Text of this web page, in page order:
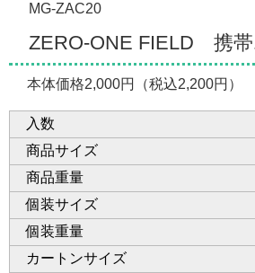
MG-ZAC20
ZERO-ONE FIELD 携
本体価格2,000円（税込2,200円）
入数
商品サイズ
商品重量
個装サイズ
個装重量
カートンサイズ